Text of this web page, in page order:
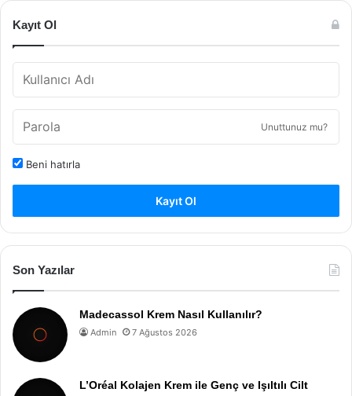
Kayıt Ol
Unuttunuz mu?
Beni hatırla
Kayıt Ol
Son Yazılar
Madecassol Krem Nasıl Kullanılır?
Admin 7 Ağustos 2026
L’Oréal Kolajen Krem ile Genç ve Işıltılı Cilt